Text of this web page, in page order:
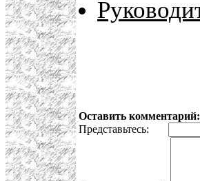
Оставить комментарий:
Представьтесь: